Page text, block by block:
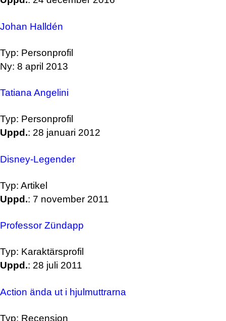
Johan Halldén
Typ: Personprofil
Ny: 8 april 2013
Tatiana Angelini
Typ: Personprofil
Uppd.: 28 januari 2012
Disney-Legender
Typ: Artikel
Uppd.: 7 november 2011
Professor Zündapp
Typ: Karaktärsprofil
Uppd.: 28 juli 2011
Action ända ut i hjulmuttrarna
Typ: Recension